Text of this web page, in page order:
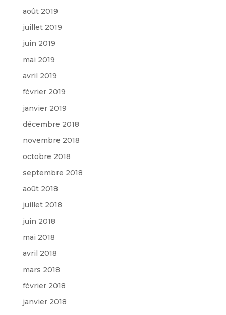
août 2019
juillet 2019
juin 2019
mai 2019
avril 2019
février 2019
janvier 2019
décembre 2018
novembre 2018
octobre 2018
septembre 2018
août 2018
juillet 2018
juin 2018
mai 2018
avril 2018
mars 2018
février 2018
janvier 2018